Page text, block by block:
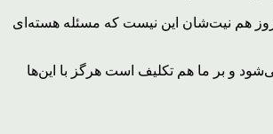
هم نیت‌شان این نیست که مسئله هسته‌ای
و بر ما هم تکلیف است هرگز با این‌ها